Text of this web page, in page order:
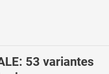
53 variantes